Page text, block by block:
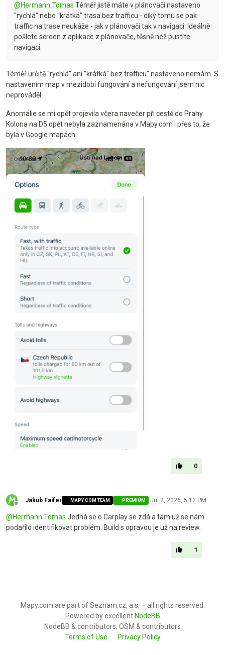
@Hermann.Tomas Téměř jistě máte v plánovači nastaveno
"rychlá" nebo "krátká" trasa bez trafficu - díky tomu se pak
traffic na trase neukáže - jak v plánovači tak v navigaci. Ideálně
pošlete screen z aplikace z plánovače, těsně než pustíte
navigaci.
Téměř určitě "rychlá" ani "krátká" bez trafficu" nastaveno nemám. S
nastavením map v mezidobí fungování a nefungování jsem nic
neprováděl.
Anomálie se mi opět projevila včera navečer při cestě do Prahy.
Kolona na D5 opět nebyla zaznamenána v Mapy.com i přes to, že
byla v Google mapách.
0
Jakub Faifer MAPY.COM TEAM PREMIUM Jul 2, 2026, 5:12 PM
@Hermann.Tomas Jedná se o Carplay se zdá a tam už se nám
podařilo identifikovat problém. Build s opravou je už na review.
1
Mapy.com are part of Seznam.cz, a.s. – all rights reserved.
Powered by excellent NodeBB
NodeBB & contributors, OSM & contributors
Terms of Use
Privacy Policy